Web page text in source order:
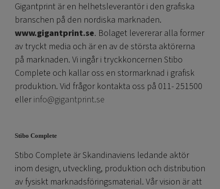
Gigantprint är en helhetsleverantör i den grafiska
branschen på den nordiska marknaden.
www.gigantprint.se. Bolaget levererar alla former
av tryckt media och är en av de största aktörerna
på marknaden. Vi ingår i tryckkoncernen Stibo
Complete och kallar oss en stormarknad i grafisk
produktion. Vid frågor kontakta oss på 011- 251500
ellerinfo@gigantprint.se
Stibo Complete
Stibo Complete är Skandinaviens ledande aktör
inom design, utveckling, produktion och distribution
av fysiskt marknadsföringsmaterial. Vår vision är att